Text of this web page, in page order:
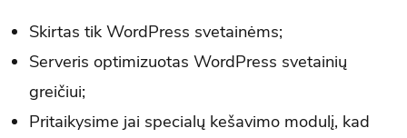
Skirtas tik WordPress svetainėms;
Serveris optimizuotas WordPress svetainių
greičiui;
Pritaikysime jai specialų kešavimo modulį, kad